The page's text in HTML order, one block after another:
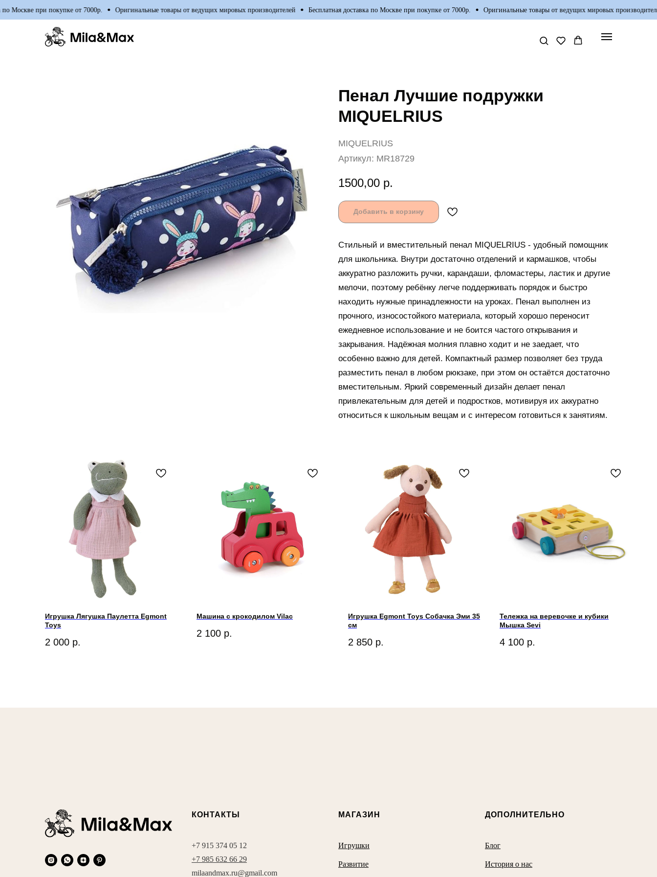
при покупке от 7000р. Оригинальные товары от ведущих мировых производителей Бесплатная доставка по Москве при покупке от 7000р. Оригинальные товары от ведущих мировых производителей
Пенал Лучшие подружки
MIQUELRIUS
MIQUELRIUS
Артикул: MR18729
1500,00 р.
Добавить в корзину
Стильный и вместительный пенал MIQUELRIUS - удобный помощник
для школьника. Внутри достаточно отделений и кармашков, чтобы
аккуратно разложить ручки, карандаши, фломастеры, ластик и другие
мелочи, поэтому ребёнку легче поддерживать порядок и быстро
находить нужные принадлежности на уроках. Пенал выполнен из
прочного, износостойкого материала, который хорошо переносит
ежедневное использование и не боится частого открывания и
закрывания. Надёжная молния плавно ходит и не заедает, что
особенно важно для детей. Компактный размер позволяет без труда
разместить пенал в любом рюкзаке, при этом он остаётся достаточно
вместительным. Яркий современный дизайн делает пенал
привлекательным для детей и подростков, мотивируя их аккуратно
относиться к школьным вещам и с интересом готовиться к занятиям.
Игрушка Лягушка Паулетта Egmont
Toys
2 000 р.
Машина с крокодилом Vilac
2 100 р.
Игрушка Egmont Toys Собачка Эми 35
см
2 850 р.
Тележка на веревочке и кубики
Мышка Sevi
4 100 р.
КОНТАКТЫ
+7 915 374 05 12
+7 985 632 66 29
milaandmax.ru@gmail.com
МАГАЗИН
Игрушки
Развитие
ДОПОЛНИТЕЛЬНО
Блог
История о нас